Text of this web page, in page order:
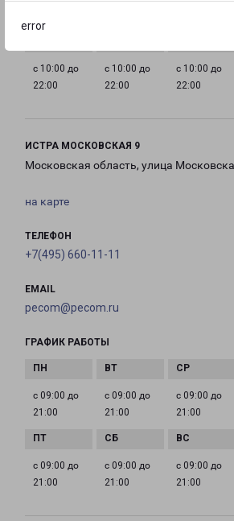
error
с 10:00 до
22:00
с 10:00 до
22:00
с 10:00 до
22:00
ИСТРА МОСКОВСКАЯ 9
Московская область, улица
на карте
ТЕЛЕФОН
+7(495) 660-11-11
EMAIL
pecom@pecom.ru
ГРАФИК РАБОТЫ
с 09:00 до
21:00
с 09:00 до
21:00
с 09:00 до
21:00
с 09:00 до
21:00
с 09:00 до
21:00
с 09:00 до
21:00